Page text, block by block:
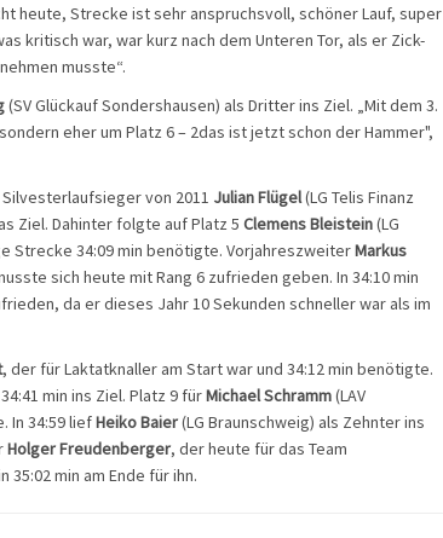
heute, Strecke ist sehr anspruchsvoll, schöner Lauf, super
kritisch war, war kurz nach dem Unteren Tor, als er Zick-
musste“.
(SV Glückauf Sondershausen) als Dritter ins Ziel. „Mit dem 3.
eher um Platz 6 – 2das ist jetzt schon der Hammer",
von 2011 Julian Flügel(LG Telis Finanz
Ziel. Dahinter folgte auf Platz 5Clemens Bleistein(LG
Strecke 34:09 min benötigte. VorjahreszweiterMarkus
sich heute mit Rang 6 zufrieden geben. In 34:10 min
da er dieses Jahr 10 Sekunden schneller war als im
, der für Laktatknaller am Start war und 34:12 min benötigte.
min ins Ziel. Platz 9 fürMichael Schramm(LAV
In 34:59 liefHeiko Baier(LG Braunschweig) als Zehnter ins
Holger Freudenberger, der heute für das Team
35:02 min am Ende für ihn.